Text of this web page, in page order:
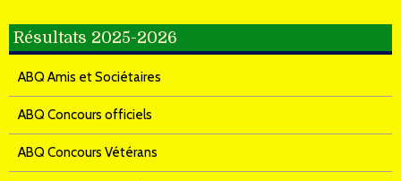
Résultats 2025-2026
ABQ Amis et Sociétaires
ABQ Concours officiels
ABQ Concours Vétérans